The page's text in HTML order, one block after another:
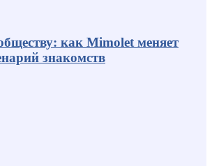
как Mimolet меняет
знакомств